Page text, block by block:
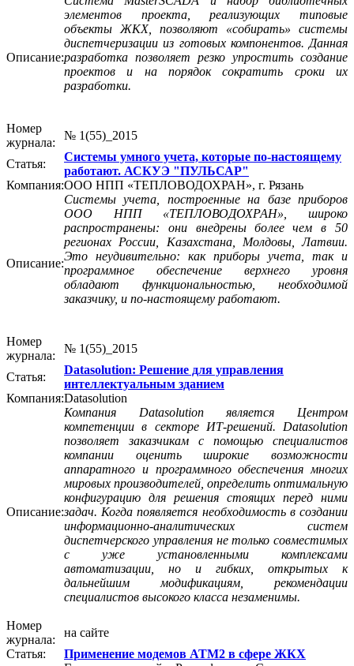
Описание:
элементов проекта, реализующих типовые
объекты ЖКХ, позволяют «собирать» системы
диспетчеризации из готовых компонентов. Данная
разработка позволяет резко упростить создание
проектов и на порядок сократить сроки их
разработки.
Номер
журнала:
№ 1(55)_2015
Статья:
Системы умного учета, которые по-настоящему
работают. АСКУЭ "ПУЛЬСАР"
Компания:ООО НПП «ТЕПЛОВОДОХРАН», г. Рязань
Описание:
Системы учета, построенные на базе приборов
ООО НПП «ТЕПЛОВОДОХРАН», широко
распространены: они внедрены более чем в 50
регионах России, Казахстана, Молдовы, Латвии.
Это неудивительно: как при­боры учета, так и
программное обеспечение верхнего уровня
обладают функциональностью, необходимой
заказчику, и по-настоящему работают.
Номер
журнала:
№ 1(55)_2015
Статья:
Datasolution: Решение для управления
интеллектуальным зданием
Компания:Datasolution
Описание:
Компания Datasolution является Центром
компетенции в секторе ИТ-решений. Datasolution
позволяет заказчикам с помощью специалистов
компании оценить широкие возможности
аппаратного и программного обеспечения многих
мировых производителей, определить оптимальную
конфигурацию для решения стоящих перед ними
задач. Когда появляется необходимость в создании
информационно-аналитических систем
диспетчерского управления не только совместимых
с уже установленными комплексами
автоматизации, но и гибких, открытых к
дальнейшим модификациям, рекомендации
специалистов высокого класса незаменимы.
Номер
журнала:
на сайте
Статья:
Применение модемов АТМ2 в сфере ЖКХ